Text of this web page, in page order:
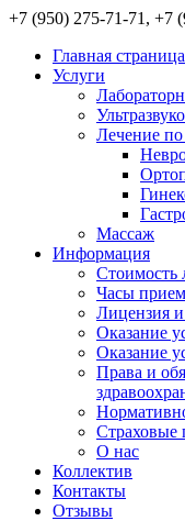
+7 (950) 275-71-71, +7
Главная страница
Услуги
Лечение
Массаж
Информация
Стоимость
Часы
Лицензия
Оказание
Оказание
Права и
Страховые
О нас
Коллектив
Контакты
Отзывы